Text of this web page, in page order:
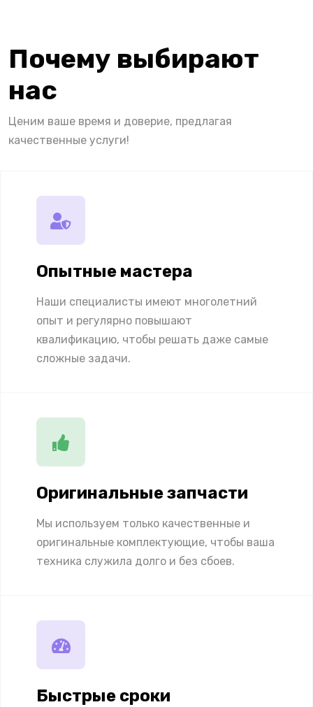
Почему выбирают
нас
Ценим ваше время и доверие, предлагая
качественные услуги!
Опытные мастера
Наши специалисты имеют многолетний
опыт и регулярно повышают
квалификацию, чтобы решать даже самые
сложные задачи.
Оригинальные запчасти
Мы используем только качественные и
оригинальные комплектующие, чтобы ваша
техника служила долго и без сбоев.
Быстрые сроки